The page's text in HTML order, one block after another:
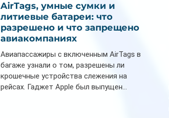
AirTags, умные сумки и
литиевые батареи: что
разрешено и что запрещено в
авиакомпаниях
Авиапассажиры с включенным AirTags в
багаже узнали о том, разрешены ли
крошечные устройства слежения на
рейсах. Гаджет Apple был выпущен...